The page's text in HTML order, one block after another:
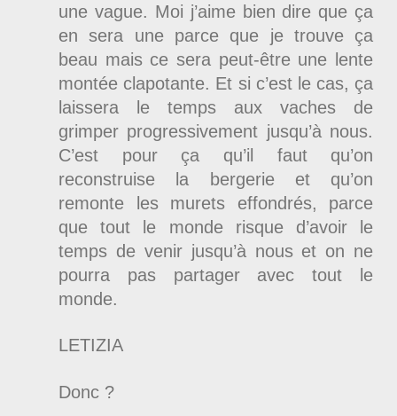
une vague. Moi j’aime bien dire que ça
en sera une parce que je trouve ça
beau mais ce sera peut-être une lente
montée clapotante. Et si c’est le cas, ça
laissera le temps aux vaches de
grimper progressivement jusqu’à nous.
C’est pour ça qu’il faut qu’on
reconstruise la bergerie et qu’on
remonte les murets effondrés, parce
que tout le monde risque d’avoir le
temps de venir jusqu’à nous et on ne
pourra pas partager avec tout le
monde.
LETIZIA
Donc ?